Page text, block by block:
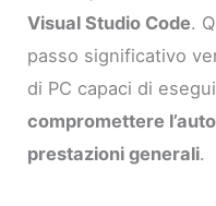
Visual Studio Code.
passo significativo
di PC capaci di
compromettere
prestazioni generali.